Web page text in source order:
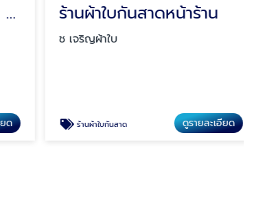
ร้านผ้าใบกันสาดหน้าร้าน
ช เจริญผ้าใบ
ร้านผ้าใบกันสาด ดูรายละเอียด